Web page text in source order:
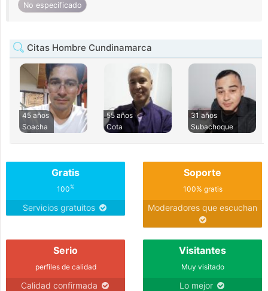
No especificado
Citas Hombre Cundinamarca
45 años
Soacha
55 años
Cota
31 años
Subachoque
Gratis
100%
Servicios gratuitos
Soporte
100% gratis
Moderadores que escuchan
Serio
perfiles de calidad
Calidad confirmada
Visitantes
Muy visitado
Lo mejor